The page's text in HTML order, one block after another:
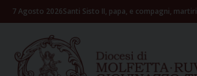
Skip7 Agosto 2026Santi Sisto II, papa, e compagni, martiri